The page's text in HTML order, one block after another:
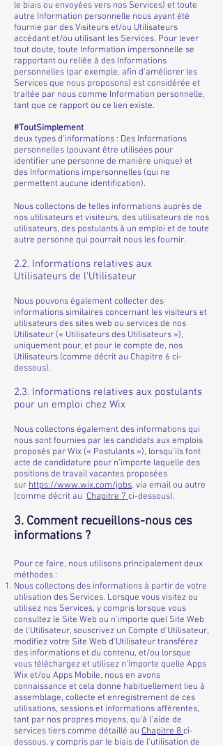
le biais ou envoyées vers nos Services) et toute
autre Information personnelle nous ayant été
fournie par des Visiteurs et/ou Utilisateurs
accédant et/ou utilisant les Services. Pour lever
tout doute, toute Information impersonnelle se
rapportant ou reliée à des Informations
personnelles (par exemple, afin d’améliorer les
Services que nous proposons) est considérée et
traitée par nous comme Information personnelle,
tant que ce rapport ou ce lien existe.
#ToutSimplement
deux types d’informations : Des Informations
personnelles (pouvant être utilisées pour
identifier une personne de manière unique) et
des Informations impersonnelles (qui ne
permettent aucune identification).
Nous collectons de telles informations auprès de
nos utilisateurs et visiteurs, des utilisateurs de nos
utilisateurs, des postulants à un emploi et de toute
autre personne qui pourrait nous les fournir.
2.2. Informations relatives aux
Utilisateurs de l'Utilisateur
Nous pouvons également collecter des
informations similaires concernant les visiteurs et
utilisateurs des sites web ou services de nos
Utilisateur (« Utilisateurs des Utilisateurs »),
uniquement pour, et pour le compte de, nos
Utilisateurs (comme décrit au Chapitre ‎6 ci-
dessous).
2.3. Informations relatives aux postulants
pour un emploi chez Wix
Nous collectons également des informations qui
nous sont fournies par les candidats aux emplois
proposés par Wix (« Postulants »), lorsqu'ils font
acte de candidature pour n’importe laquelle des
positions de travail vacantes proposées
sur https://www.wix.com/jobs, via email ou autre
(comme décrit au Chapitre ‎7 ci-dessous).
3. Comment recueillons-nous ces
informations ?
Pour ce faire, nous utilisons principalement deux
méthodes :
Nous collectons des informations à partir de votre
utilisation des Services. Lorsque vous visitez ou
utilisez nos Services, y compris lorsque vous
consultez le Site Web ou n'importe quel Site Web
de l'Utilisateur, souscrivez un Compte d'Utilisateur,
modifiez votre Site Web d'Utilisateur transférez
des informations et du contenu, et/ou lorsque
vous téléchargez et utilisez n'importe quelle Apps
Wix et/ou Apps Mobile, nous en avons
connaissance et cela donne habituellement lieu à
assemblage, collecte et enregistrement de ces
utilisations, sessions et informations afférentes,
tant par nos propres moyens, qu'à l’aide de
services tiers comme détaillé au Chapitre 8 ci-
dessous, y compris par le biais de l'utilisation de